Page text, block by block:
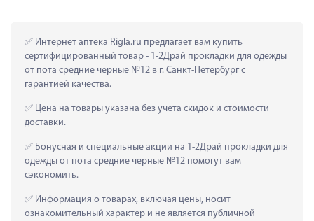
Интернет аптека Rigla.ru предлагает вам купить
сертифицированный товар - 1-2Драй прокладки для одежды
от пота средние черные №12 в г. Санкт-Петербург с
гарантией качества.
Цена на товары указана без учета скидок и стоимости
доставки.
Бонусная и специальные акции на 1-2Драй прокладки для
одежды от пота средние черные №12 помогут вам
сэкономить.
Информация о товарах, включая цены, носит
ознакомительный характер и не является публичной